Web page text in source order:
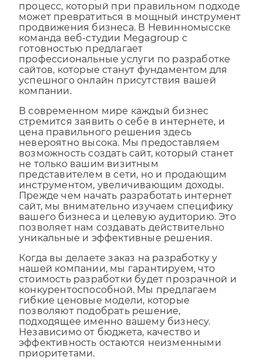
Создание интернет сайтов - динамичный
процесс, который при правильном подходе
может превратиться в мощный инструмент
продвижения бизнеса. В Невинномысске
команда веб-студии Megagroup с
готовностью предлагает
профессиональные услуги по разработке
сайтов, которые станут фундаментом для
успешного онлайн присутствия вашей
В современном мире каждый бизнес
стремится заявить о себе в интернете, и
цена правильного решения здесь
невероятно высока. Мы предоставляем
возможность создать сайт, который станет
не только вашим визитным
представителем в сети, но и продающим
инструментом, увеличивающим доходы.
Прежде чем начать разработать интернет
сайт, мы внимательно изучаем специфику
вашего бизнеса и целевую аудиторию. Это
позволяет нам создавать действительно
Когда вы делаете заказ на разработку у
нашей компании, мы гарантируем, что
стоимость разработки будет прозрачной и
конкурентоспособной. Мы предлагаем
гибкие ценовые модели, которые
позволяют подобрать решение,
подходящее именно вашему бизнесу.
Независимо от бюджета, качество и
эффективность остаются неизменными